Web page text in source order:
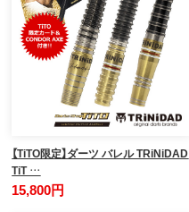
【TiTO限定】ダーツ バレル TRiNiDAD
TiT …
15,800円